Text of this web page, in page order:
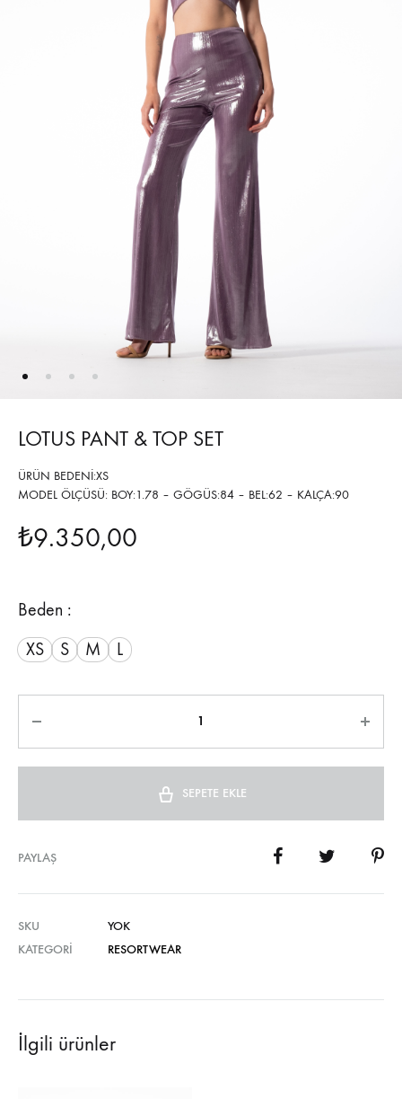
LOTUS PANT & TOP SET
ÜRÜN BEDENİ:XS
MODEL ÖLÇÜSÜ: BOY:1.78 – GÖGÜS:84 – BEL:62 – KALÇA:90
₺9.350,00
Beden :
XS
S M L
SEPETE EKLE
PAYLAŞ
SKU
YOK
KATEGORI
RESORTWEAR
İlgili ürünler